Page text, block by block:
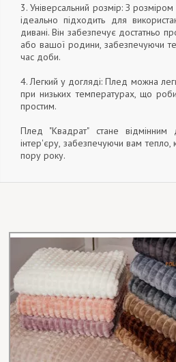
3. Універсальний розмір: З
ідеально підходить для
дивані. Він забезпечує достатньо
або вашої родини, забезпечуючи
час доби.
4. Легкий у догляді: Плед можна
при низьких температурах, що
простим.
Плед "Квадрат" стане
інтер'єру, забезпечуючи вам тепло,
пору року.